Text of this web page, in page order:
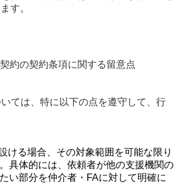
す。
契約の契約条項に関する留意点
ては、特に以下の点を遵守して、行
ける場合、その対象範囲を可能な限り
具体的には、依頼者が他の支援機関の
い部分を仲介者・ FAに対して明確に